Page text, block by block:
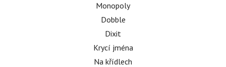
Monopoly
Dobble
Dixit
Krycí jména
Na křídlech